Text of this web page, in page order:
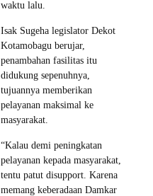
waktu lalu.
Isak Sugeha legislator Dekot
Kotamobagu berujar,
penambahan fasilitas itu
didukung sepenuhnya,
tujuannya memberikan
pelayanan maksimal ke
masyarakat.
“Kalau demi peningkatan
pelayanan kepada masyarakat,
tentu patut disupport. Karena
memang keberadaan Damkar